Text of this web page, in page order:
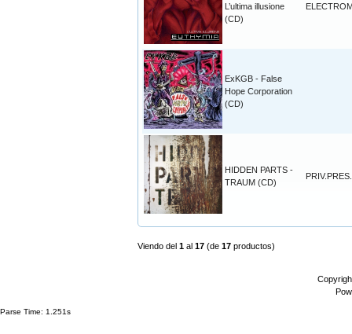
L’ultima illusione
(CD)
ExKGB - False
Hope Corporation
(CD)
HIDDEN PARTS -
TRAUM (CD)
PRIV.PRES.
Viendo del 1 al 17 (de 17 productos)
Parse Time: 1.251s